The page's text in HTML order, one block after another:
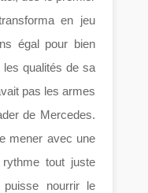
en jeu
égal pour bien
qualités de sa
pas les armes
de Mercedes.
mener avec une
tout juste
nourrir le